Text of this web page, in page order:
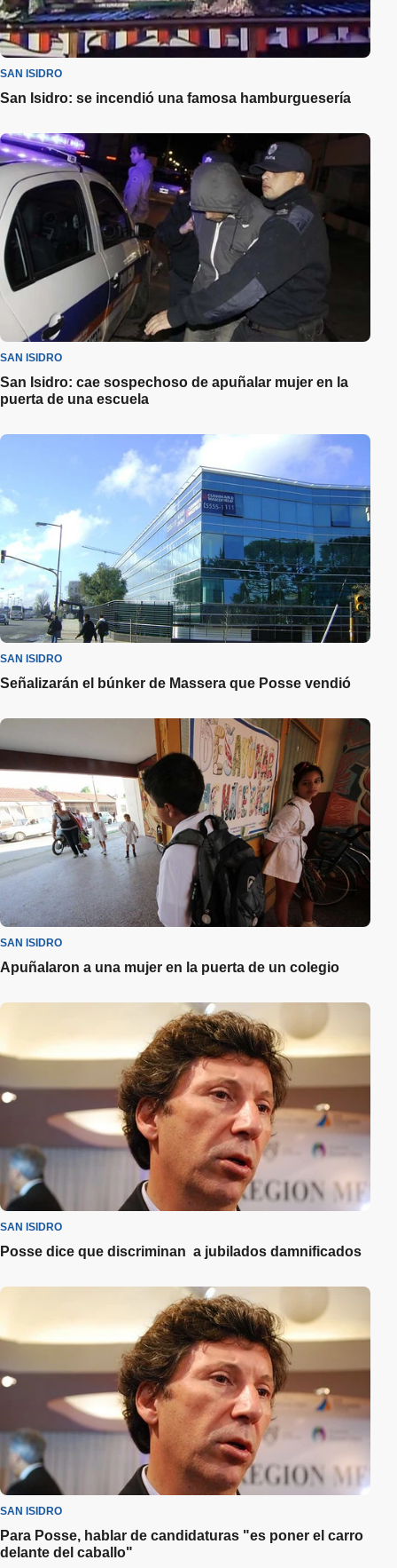
SAN ISIDRO
San Isidro: se incendió una famosa hamburguesería
SAN ISIDRO
San Isidro: cae sospechoso de apuñalar mujer en la
puerta de una escuela
SAN ISIDRO
Señalizarán el búnker de Massera que Posse vendió
SAN ISIDRO
Apuñalaron a una mujer en la puerta de un colegio
SAN ISIDRO
Posse dice que discriminan a jubilados damnificados
SAN ISIDRO
Para Posse, hablar de candidaturas "es poner el carro
delante del caballo"